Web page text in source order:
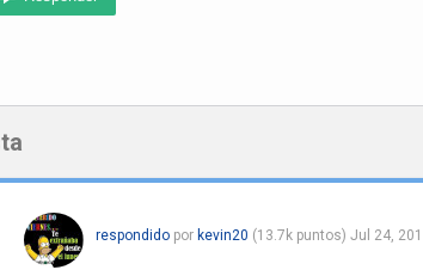
respondido por kevin20 (13.7kpuntos) Jul 24,